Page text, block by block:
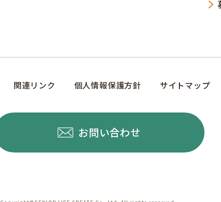
関連リンク 個人情報保護方針 サイトマップ
お問い合わせ